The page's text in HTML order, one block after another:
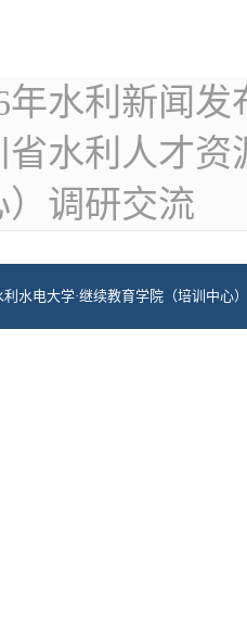
年水利新闻
省水利人才
）调研交流
利水电大学·继续教育学院（培训中